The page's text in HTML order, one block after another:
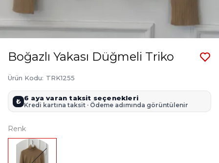
Boğazlı Yakası Düğmeli Triko
Ürün Kodu: TRK1255
₺ 6 aya varan taksit seçenekleri
Kredi kartına taksit · Ödeme adımında görüntülenir
Renk